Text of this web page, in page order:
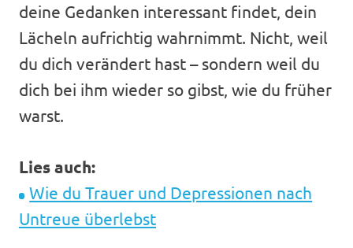
deine Gedanken interessant findet, dein
Lächeln aufrichtig wahrnimmt. Nicht, weil
du dich verändert hast – sondern weil du
dich bei ihm wieder so gibst, wie du früher
warst.
Lies auch:
Wie du Trauer und Depressionen nach
Untreue überlebst